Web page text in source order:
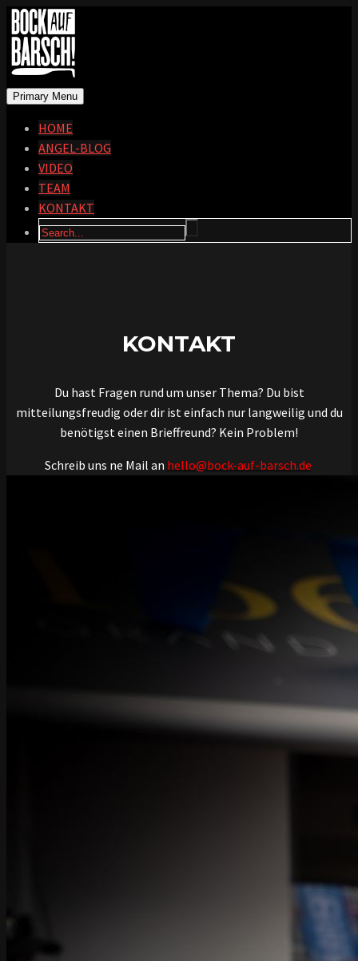
Primary Menu
HOME
ANGEL-BLOG
VIDEO
TEAM
KONTAKT
KONTAKT
Du hast Fragen rund um unser Thema? Du bist
mitteilungsfreudig oder dir ist einfach nur langweilig und du
benötigst einen Brieffreund? Kein Problem!
Schreib uns ne Mail an hello@bock-auf-barsch.de